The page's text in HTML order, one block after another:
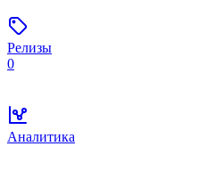
Релизы
0
Аналитика